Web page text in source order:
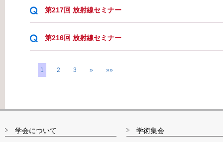
第217回 放射線セミナー
第216回 放射線セミナー
1 2 3 » »»
学会について 学術集会